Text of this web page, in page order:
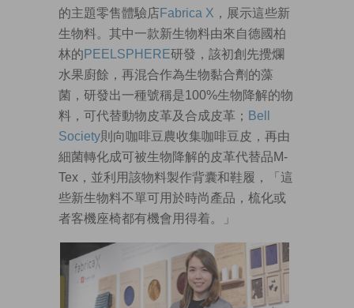
的主題零售體驗店Fabrica X ，展示這些新
生物料。其中一款新生物料由來自德國柏
林的 PEELSPHERE研發，該初創先攪爛
水果廚餘，再混合作為生物黏合劑的藻
菌，研發出一種號稱是100%生物降解的物
料，可代替動物皮革及合成皮革； Bell
Society則向咖啡豆農收集咖啡豆皮，再由
細菌轉化成可被生物降解的皮革代替品M-
Tex，並利用該物料製作背囊和鞋履，「這
些新生物料不單可用於時尚產品，梳化或
者客機座椅都有機會用得着。」